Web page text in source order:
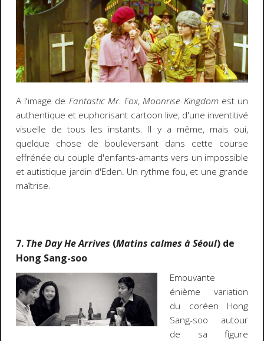
A l'image de Fantastic Mr. Fox,Moonrise Kingdomest un
authentique et euphorisant cartoon live, d'une inventitivé
visuelle de tous les instants. Il y a même, mais oui,
quelque chose de bouleversant dans cette course
effrénée du couple d'enfants-amants vers un impossible
et autistique jardin d'Eden. Un rythme fou, et une grande
maîtrise.
7. The Day He Arrives (Matins calmes à Séoul) de
Hong Sang-soo
Emouvante
énième variation
du coréen Hong
Sang-soo autour
de sa figure